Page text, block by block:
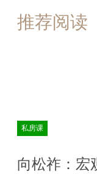
推荐阅读
私房课
向松祚：宏